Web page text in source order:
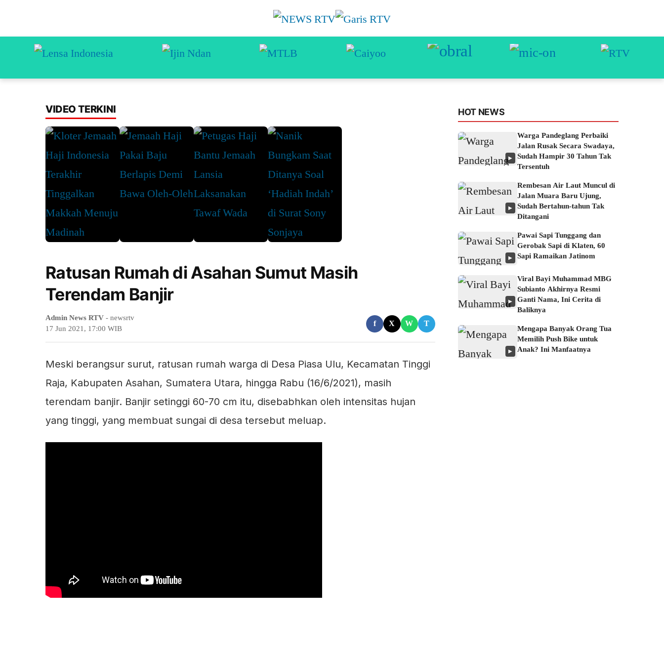
VIDEO TERKINI
Ratusan Rumah di Asahan Sumut Masih
Terendam Banjir
Admin News RTV - newsrtv
17 Jun 2021, 17:00 WIB
f X W T
Meski berangsur surut, ratusan rumah warga di Desa Piasa Ulu, Kecamatan Tinggi
Raja, Kabupaten Asahan, Sumatera Utara, hingga Rabu (16/6/2021), masih
terendam banjir. Banjir setinggi 60-70 cm itu, disebabhkan oleh intensitas hujan
yang tinggi, yang membuat sungai di desa tersebut meluap.
HOT NEWS
▶
Warga Pandeglang Perbaiki
Jalan Rusak Secara Swadaya,
Sudah Hampir 30 Tahun Tak
Tersentuh
▶
Rembesan Air Laut Muncul di
Jalan Muara Baru Ujung,
Sudah Bertahun-tahun Tak
Ditangani
▶
Pawai Sapi Tunggang dan
Gerobak Sapi di Klaten, 60
Sapi Ramaikan Jatinom
▶
Viral Bayi Muhammad MBG
Subianto Akhirnya Resmi
Ganti Nama, Ini Cerita di
Baliknya
▶
Mengapa Banyak Orang Tua
Memilih Push Bike untuk
Anak? Ini Manfaatnya